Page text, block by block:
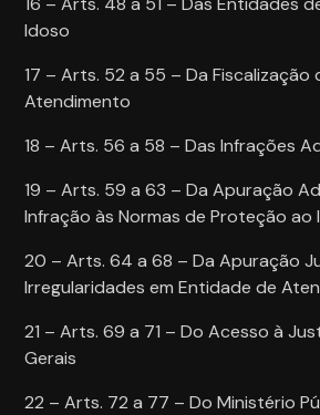
Idoso
17 – Arts. 52 a 55 – Da Fiscalização
Atendimento
18 – Arts. 56 a 58 – Das Infrações
19 – Arts. 59 a 63 – Da Apuração
Infração às Normas de Proteção ao
20 – Arts. 64 a 68 – Da Apuração
Irregularidades em Entidade de
21 – Arts. 69 a 71 – Do Acesso à
Gerais
22 – Arts. 72 a 77 – Do Ministério